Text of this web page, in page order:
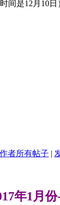
比赛时间
者所有帖子 |
年1月